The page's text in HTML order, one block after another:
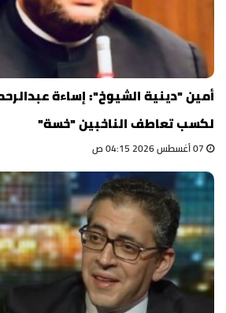
أمين "دينية الشيوخ": إساءة
لكسب تعاطف الناخبين "خسة"